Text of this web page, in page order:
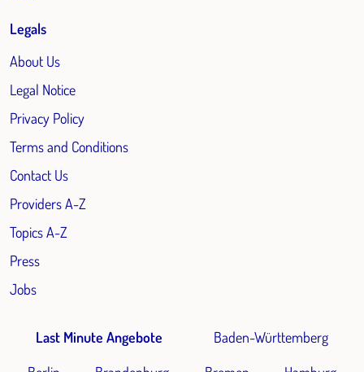
Legals
About Us
Legal Notice
Privacy Policy
Terms and Conditions
Contact Us
Providers A-Z
Topics A-Z
Press
Jobs
Last Minute Angebote
Baden-Württemberg